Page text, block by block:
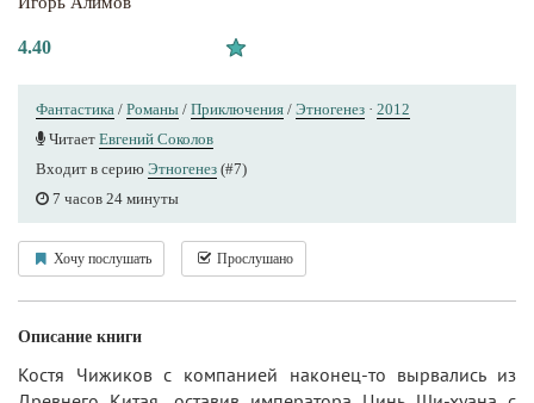
4.40
Фантастика / Романы / Приключения / Этногенез · 2012
Читает Евгений Соколов
Входит в серию Этногенез (#7)
7 часов 24 минуты
Хочу послушать Прослушано
Описание книги
Костя Чижиков с компанией наконец-то вырвались из